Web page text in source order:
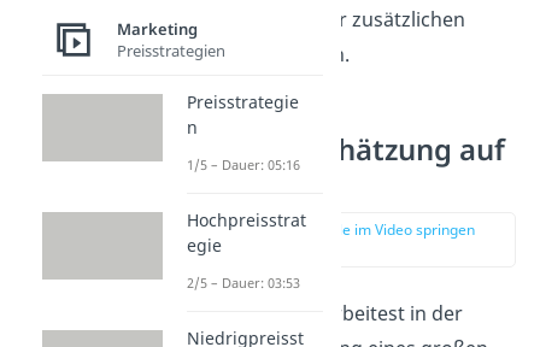
ausfallenden oder zusätzlichen
Steuereinnahmen.
Beispiel: Schätzung auf
Datenbasis
zur Stelle im Video springen
Stell dir vor, du arbeitest in der
Marketing
Preisstrategien
Preisstrategie
n
1/5 – Dauer: 05:16
Hochpreisstrat
egie
2/5 – Dauer: 03:53
Niedrigpreisst